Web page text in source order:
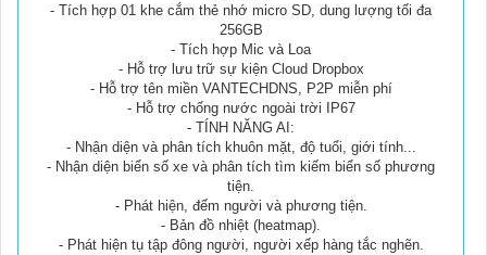
- Tích hợp 01 khe cắm thẻ nhớ micro SD, dung lượng tối đa
256GB
- Tích hợp Mic và Loa
- Hỗ trợ lưu trữ sự kiện Cloud Dropbox
- Hỗ trợ tên miền VANTECHDNS, P2P miễn phí
- Hỗ trợ chống nước ngoài trời IP67
- TÍNH NĂNG AI:
- Nhận diện và phân tích khuôn mặt, độ tuổi, giới tính...
- Nhận diện biển số xe và phân tích tìm kiếm biển số phương
tiện.
- Phát hiện, đếm người và phương tiện.
- Bản đồ nhiệt (heatmap).
- Phát hiện tụ tập đông người, người xếp hàng tắc nghẽn.